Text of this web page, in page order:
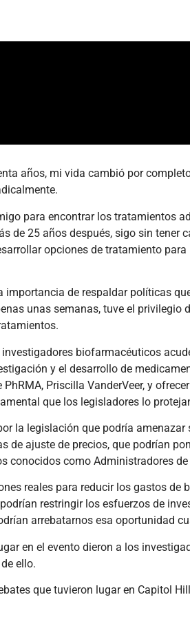
años, mi vida cambió por
para encontrar los tratamientos
de 25 años después, sigo sin
opciones de tratamiento
de respaldar políticas
unas semanas, tuve el
biofarmacéuticos
y el desarrollo de
Priscilla VanderVeer, y
que los legisladores lo
la legislación que podría
de ajuste de precios, que podrían
conocidos como Administradores
reales para reducir los gastos
restringir los esfuerzos de
arrebatarnos esa oportunidad
en el evento dieron a los
ello.
que tuvieron lugar en Capitol